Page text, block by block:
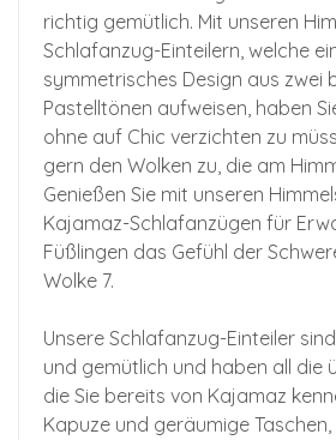
richtig gemütlich. Mit unseren
Schlafanzug-Einteilern, welche
symmetrisches Design aus zwei
Pastelltönen aufweisen, haben
ohne auf Chic verzichten zu
gern den Wolken zu, die am
Genießen Sie mit unseren
Kajamaz-Schlafanzügen für
Füßlingen das Gefühl der
Wolke 7.
Unsere Schlafanzug-Einteiler
und gemütlich und haben all die
die Sie bereits von Kajamaz
Kapuze und geräumige